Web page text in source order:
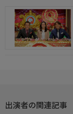
https://x.com/
この番組は、テレ
組』です。
出演者の関連記事